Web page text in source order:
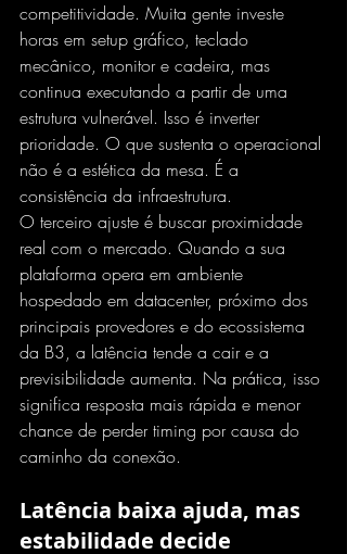
competitividade. Muita gente investe
horas em setup gráfico, teclado
mecânico, monitor e cadeira, mas
continua executando a partir de uma
estrutura vulnerável. Isso é inverter
prioridade. O que sustenta o operacional
não é a estética da mesa. É a
consistência da infraestrutura.
O terceiro ajuste é buscar proximidade
real com o mercado. Quando a sua
plataforma opera em ambiente
hospedado em datacenter, próximo dos
principais provedores e do ecossistema
da B3, a latência tende a cair e a
previsibilidade aumenta. Na prática, isso
significa resposta mais rápida e menor
chance de perder timing por causa do
caminho da conexão.
Latência baixa ajuda, mas
estabilidade decide